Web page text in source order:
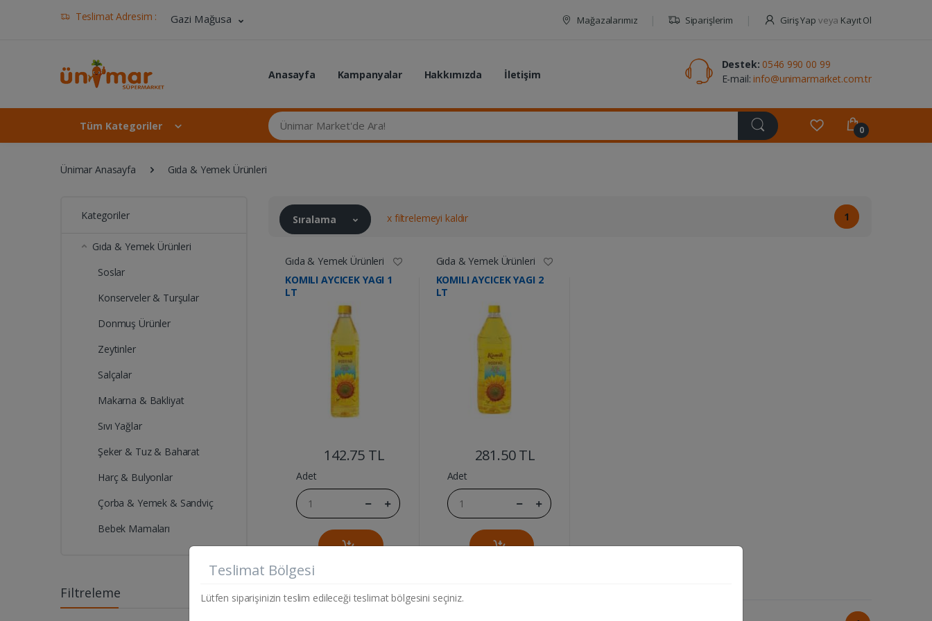
Teslimat Adresim : Gazi Mağusa Mağazalarımız Siparişlerim Giriş Yap veya Kayıt Ol
Anasayfa Kampanyalar Hakkımızda İletişim
Destek: 0546 990 00 99
E-mail: info@unimarmarket.com.tr
Tüm Kategoriler
Ünimar Market'de Ara...
0
Ünimar Anasayfa Gıda & Yemek Ürünleri
Kategoriler
Gıda & Yemek Ürünleri
Soslar
Konserveler & Turşular
Donmuş Ürünler
Zeytinler
Salçalar
Makarna & Bakliyat
Sıvı Yağlar
Şeker & Tuz & Baharat
Harç & Bulyonlar
Çorba & Yemek & Sandviç
Bebek Mamaları
Filtreleme
Sıralama x filtrelemeyi kaldır 1
Gıda & Yemek Ürünleri
KOMILI AYCICEK YAGI 1
LT
142.75 TL
Adet
Gıda & Yemek Ürünleri
KOMILI AYCICEK YAGI 2
LT
281.50 TL
Adet
Teslimat Bölgesi
Lütfen siparişinizin teslim edileceği teslimat bölgesini seçiniz.